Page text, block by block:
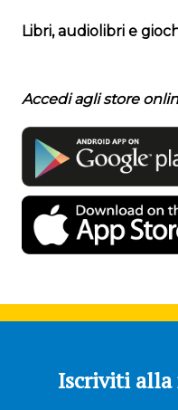
Libri, audiolibri e
Accedi agli store
Iscriviti alla